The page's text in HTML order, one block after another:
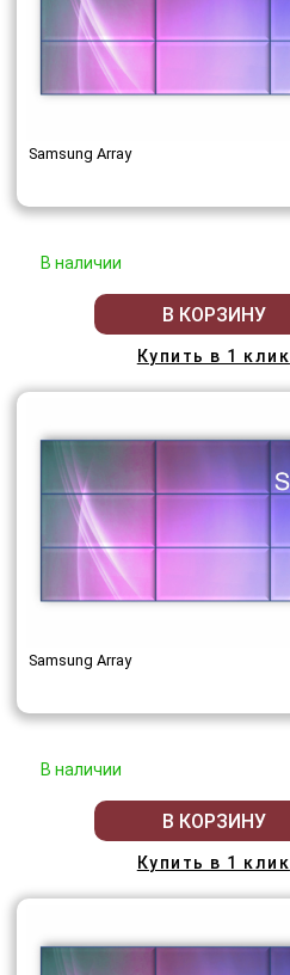
Samsung Array
В наличии
В КОРЗИНУ
Купить в 1 клик
Samsung Array
В наличии
В КОРЗИНУ
Купить в 1 клик